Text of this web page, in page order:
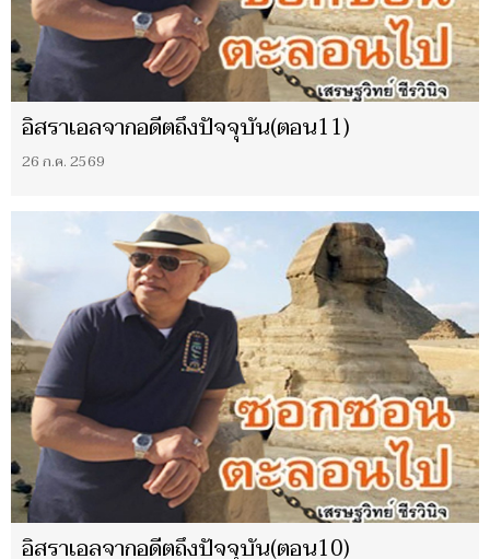
อิสราเอลจากอดีตถึงปัจจุบัน(ตอน11)
26 ก.ค. 2569
อิสราเอลจากอดีตถึงปัจจุบัน(ตอน10)